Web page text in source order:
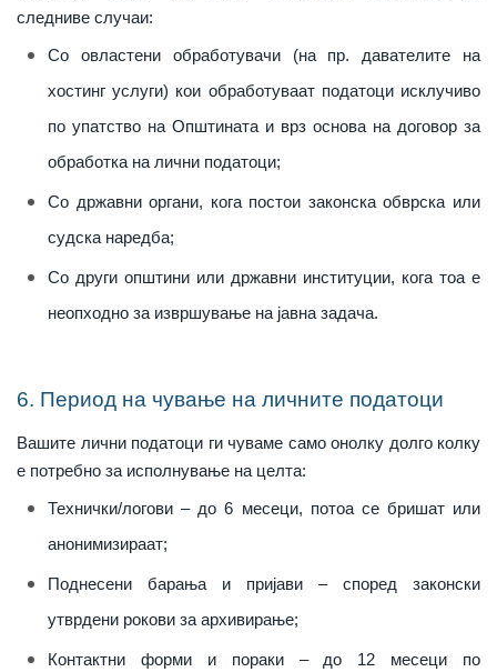
следниве случаи:
Со овластени обработувачи (на пр. давателите на
хостинг услуги) кои обработуваат податоци исклучиво
по упатство на Општината и врз основа на договор за
обработка на лични податоци;
Со државни органи, кога постои законска обврска или
судска наредба;
Со други општини или државни институции, кога тоа е
неопходно за извршување на јавна задача.
6. Период на чување на личните податоци
Вашите лични податоци ги чуваме само онолку долго колку
е потребно за исполнување на целта:
Технички/логови – до 6 месеци, потоа се бришат или
анонимизираат;
Поднесени барања и пријави – според законски
утврдени рокови за архивирање;
Контактни форми и пораки – до 12 месеци по